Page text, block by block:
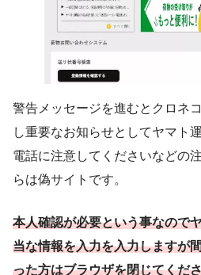
警告メッセージを進むとクロネ
し重要なお知らせとしてヤマト
電話に注意してくださいなどの
らは偽サイトです。
本人確認が必要という事なので
当な情報を入力を入力しますが
った方はブラウザを閉じてくだ